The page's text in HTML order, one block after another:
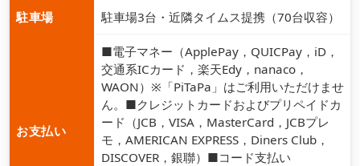
駐車場 駐車場3台・近隣タイムス提携（70台収容）
お支払い
■電子マネー（ApplePay，QUICPay，iD，
交通系ICカード，楽天Edy，nanaco，
WAON）※「PiTaPa」はご利用いただけませ
ん。■クレジットカードおよびプリペイドカ
ード（JCB，VISA，MasterCard，JCBプレ
モ，AMERICAN EXPRESS，Diners Club，
DISCOVER，銀聯）■コード支払い